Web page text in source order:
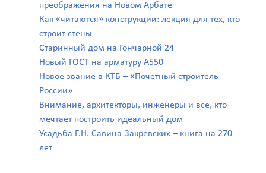
преображения на Новом Арбате
Как «читаются» конструкции: лекция для тех, кто
строит стены
Старинный дом на Гончарной 24
Новый ГОСТ на арматуру А550
Новое звание в КТБ – «Почетный строитель
России»
Внимание, архитекторы, инженеры и все, кто
мечтает построить идеальный дом
Усадьба Г.Н. Савина-Закревских – книга на 270
лет